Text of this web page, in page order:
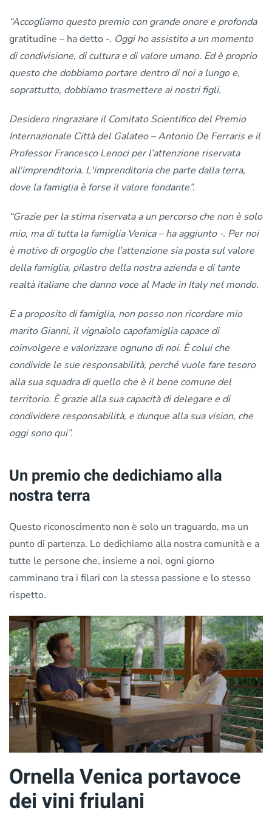
“Accogliamo questo premio con grande onore e profonda
gratitudine – ha detto -. Oggi ho assistito a un momento
di condivisione, di cultura e di valore umano. Ed è proprio
questo che dobbiamo portare dentro di noi a lungo e,
soprattutto, dobbiamo trasmettere ai nostri figli.
Desidero ringraziare il Comitato Scientifico del Premio
Internazionale Città del Galateo – Antonio De Ferraris e il
Professor Francesco Lenoci per l’attenzione riservata
all'imprenditoria. L'imprenditoria che parte dalla terra,
dove la famiglia è forse il valore fondante”.
“Grazie per la stima riservata a un percorso che non è solo
mio, ma di tutta la famiglia Venica – ha aggiunto -. Per noi
è motivo di orgoglio che l’attenzione sia posta sul valore
della famiglia, pilastro della nostra azienda e di tante
realtà italiane che danno voce al Made in Italy nel mondo.
E a proposito di famiglia, non posso non ricordare mio
marito Gianni, il vignaiolo capofamiglia capace di
coinvolgere e valorizzare ognuno di noi. È colui che
condivide le sue responsabilità, perché vuole fare tesoro
alla sua squadra di quello che è il bene comune del
territorio. È grazie alla sua capacità di delegare e di
condividere responsabilità, e dunque alla sua vision, che
oggi sono qui”.
Un premio che dedichiamo alla
nostra terra
Questo riconoscimento non è solo un traguardo, ma un
punto di partenza. Lo dedichiamo alla nostra comunità e a
tutte le persone che, insieme a noi, ogni giorno
camminano tra i filari con la stessa passione e lo stesso
rispetto.
Ornella Venica portavoce
dei vini friulani